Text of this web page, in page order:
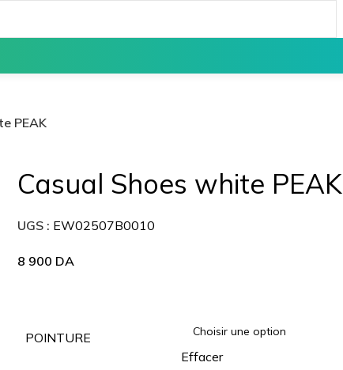
PEAK
Casual Shoes white PEAK
UGS : EW02507B0010
8 900 DA
POINTURE
Effacer